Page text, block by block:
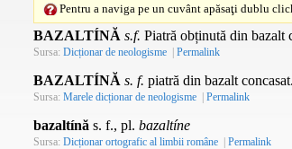
Pentru a naviga pe un cuvânt apăsaţi dublu
BAZALTÍNĂ s.f. Piatră obținută din bazalt
Sursa: Dicționar de neologisme | Permalink
BAZALTÍNĂ s. f. piatră din bazalt
Sursa: Marele dicționar de neologisme | Permalink
bazaltínă s. f., pl. bazaltíne
Sursa: Dicționar ortografic al limbii române | Permalink